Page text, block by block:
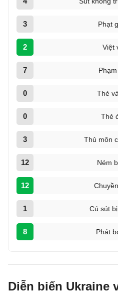
3 Phạt
2 Việt
7
0 Thẻ
0 Thẻ
3 Thủ môn
12 Ném
12
1 Cú sút
8 Phát
Diễn biến Ukraine